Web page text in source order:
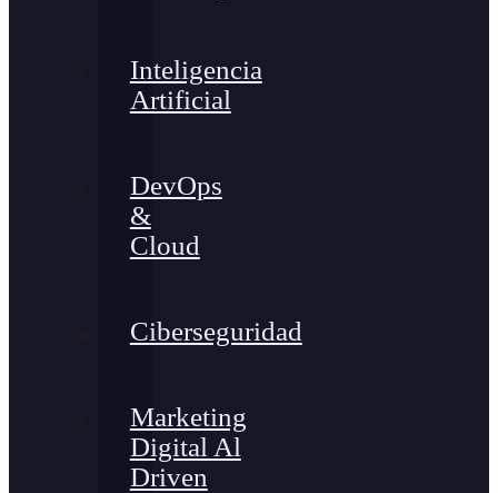
Inteligencia
Artificial
DevOps
&
Cloud
Ciberseguridad
Marketing
Digital Al
Driven